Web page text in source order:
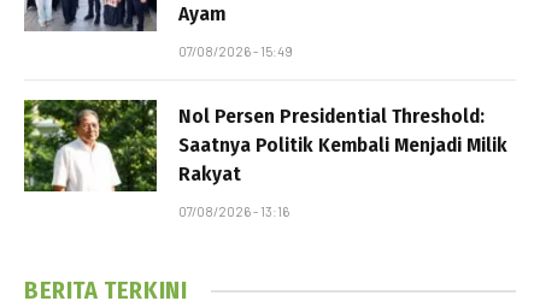
Ayam
07/08/2026 - 15:49
Nol Persen Presidential Threshold:
Saatnya Politik Kembali Menjadi Milik
Rakyat
07/08/2026 - 13:16
BERITA TERKINI